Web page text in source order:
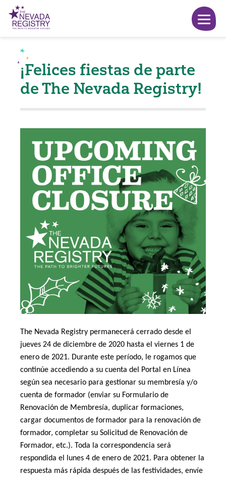
¡Felices fiestas de parte
de The Nevada Registry!
The Nevada Registry permanecerá cerrado desde el
jueves 24 de diciembre de 2020 hasta el viernes 1 de
enero de 2021. Durante este período, le rogamos que
continúe accediendo a su cuenta del Portal en Línea
según sea necesario para gestionar su membresía y/o
cuenta de formador (enviar su Formulario de
Renovación de Membresía, duplicar formaciones,
cargar documentos de formador para la renovación de
formador, completar su Solicitud de Renovación de
Formador, etc.). Toda la correspondencia será
respondida el lunes 4 de enero de 2021. Para obtener la
respuesta más rápida después de las festividades, envíe